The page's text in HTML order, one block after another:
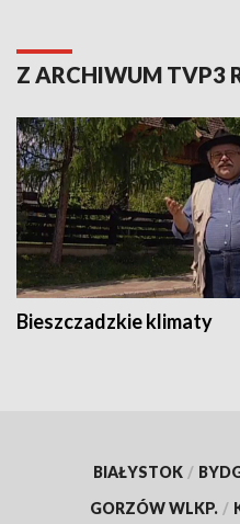
Z ARCHIWUM TVP3
Bieszczadzkie klimaty
BIAŁYSTOK /
GORZÓW WLKP. /